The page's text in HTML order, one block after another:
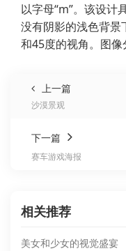
以字母“m”。该设计
没有阴影的浅色背
和45度的视角。图
上一篇
沙漠景观
下一篇
赛车游戏海报
相关推荐
美女和少女的视觉盛宴